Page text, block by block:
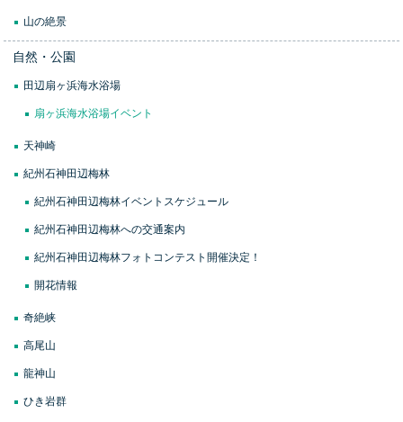
山の絶景
自然・公園
田辺扇ヶ浜海水浴場
扇ヶ浜海水浴場イベント
天神崎
紀州石神田辺梅林
紀州石神田辺梅林イベントスケジュール
紀州石神田辺梅林への交通案内
紀州石神田辺梅林フォトコンテスト開催決定！
開花情報
奇絶峡
高尾山
龍神山
ひき岩群